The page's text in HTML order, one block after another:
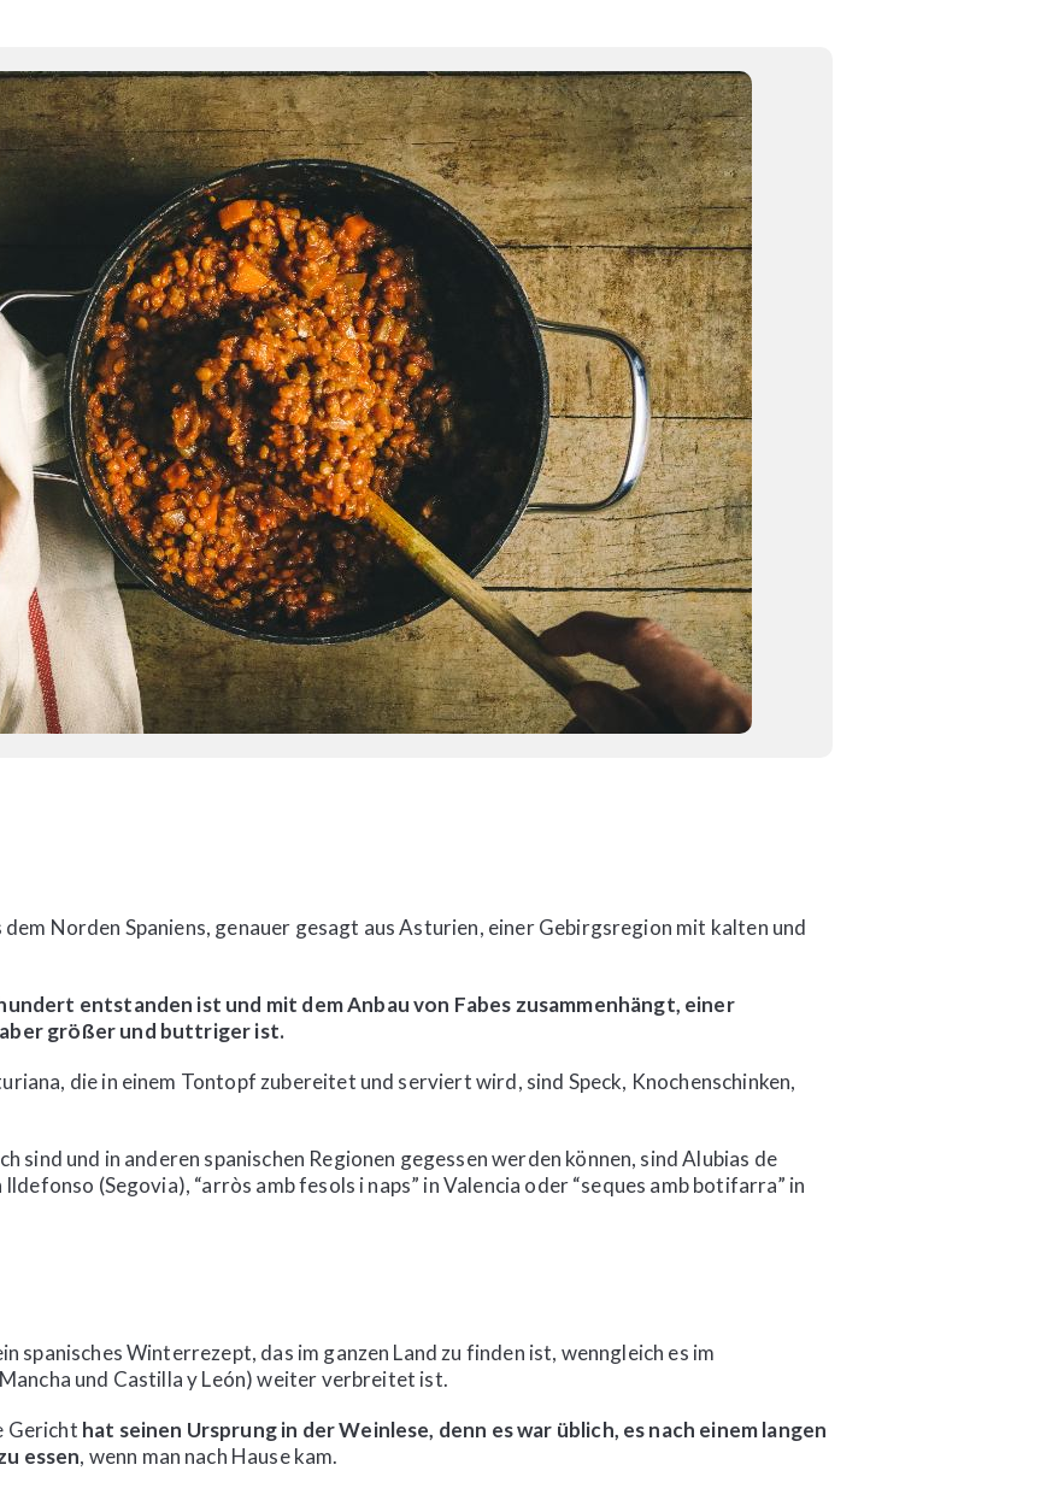
Norden Spaniens, genauer gesagt aus Asturien, einer Gebirgsregion mit kalten und
entstanden ist und mit dem Anbau von Fabes zusammenhängt, einer
größer und buttriger ist.
die in einem Tontopf zubereitet und serviert wird, sind Speck, Knochenschinken,
sind und in anderen spanischen Regionen gegessen werden können, sind Alubias de
(Segovia), “arròs amb fesols i naps” in Valencia oder “seques amb botifarra” in
spanisches Winterrezept, das im ganzen Land zu finden ist, wenngleich es im
und Castilla y León) weiter verbreitet ist.
Gericht hat seinen Ursprung in der Weinlese, denn es war üblich, es nach einem langen
essen, wenn man nach Hause kam.